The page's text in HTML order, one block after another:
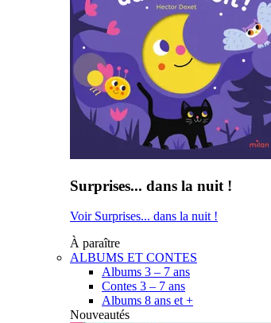
Surprises... dans la nuit !
Voir Surprises... dans la nuit !
À paraître
ALBUMS ET CONTES
Albums 3 – 7 ans
Contes 3 – 7 ans
Albums 8 ans et +
Nouveautés